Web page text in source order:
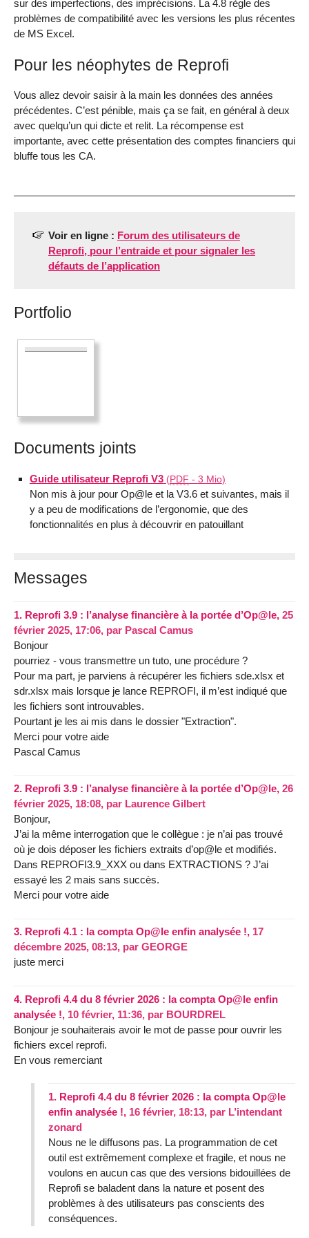
sur des imperfections, des imprécisions. La 4.8 règle des
problèmes de compatibilité avec les versions les plus récentes
de MS Excel.
Pour les néophytes de Reprofi
Vous allez devoir saisir à la main les données des années
précédentes. C’est pénible, mais ça se fait, en général à deux
avec quelqu’un qui dicte et relit. La récompense est
importante, avec cette présentation des comptes financiers qui
bluffe tous les CA.
Voir en ligne : Forum des utilisateurs de
Reprofi, pour l’entraide et pour signaler les
défauts de l’application
Portfolio
Documents joints
Guide utilisateur Reprofi V3 (PDF - 3 Mio)
Non mis à jour pour Op@le et la V3.6 et suivantes, mais il
y a peu de modifications de l’ergonomie, que des
fonctionnalités en plus à découvrir en patouillant
Messages
1. Reprofi 3.9 : l’analyse financière à la portée d’Op@le, 25
février 2025, 17:06, par Pascal Camus
Bonjour
pourriez - vous transmettre un tuto, une procédure ?
Pour ma part, je parviens à récupérer les fichiers sde.xlsx et
sdr.xlsx mais lorsque je lance REPROFI, il m’est indiqué que
les fichiers sont introuvables.
Pourtant je les ai mis dans le dossier "Extraction".
Merci pour votre aide
Pascal Camus
2. Reprofi 3.9 : l’analyse financière à la portée d’Op@le, 26
février 2025, 18:08, par Laurence Gilbert
Bonjour,
J’ai la même interrogation que le collègue : je n’ai pas trouvé
où je dois déposer les fichiers extraits d’op@le et modifiés.
Dans REPROFI3.9_XXX ou dans EXTRACTIONS ? J’ai
essayé les 2 mais sans succès.
Merci pour votre aide
3. Reprofi 4.1 : la compta Op@le enfin analysée !, 17
décembre 2025, 08:13, par GEORGE
juste merci
4. Reprofi 4.4 du 8 février 2026 : la compta Op@le enfin
analysée !, 10 février, 11:36, par BOURDREL
Bonjour je souhaiterais avoir le mot de passe pour ouvrir les
fichiers excel reprofi.
En vous remerciant
1. Reprofi 4.4 du 8 février 2026 : la compta Op@le
enfin analysée !, 16 février, 18:13, par L’intendant
zonard
Nous ne le diffusons pas. La programmation de cet
outil est extrêmement complexe et fragile, et nous ne
voulons en aucun cas que des versions bidouillées de
Reprofi se baladent dans la nature et posent des
problèmes à des utilisateurs pas conscients des
conséquences.